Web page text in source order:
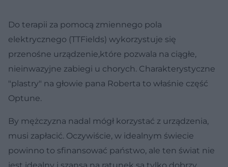
Do terapii za pomocą zmiennego pola
elektrycznego (TTFields) wykorzystuje się
przenośne urządzenie,które pozwala na ciągłe,
nieinwazyjne zabiegi u chorych. Charakterystyczne
"plastry" na głowie pana Roberta to właśnie część
Optune.
By mężczyzna nadal mógł korzystać z urządzenia,
musi zapłacić. Oczywiście, w idealnym świecie
powinno to sfinansować państwo, ale ten świat nie
jest idealny i szansą na ratunek są tylko dobrzy